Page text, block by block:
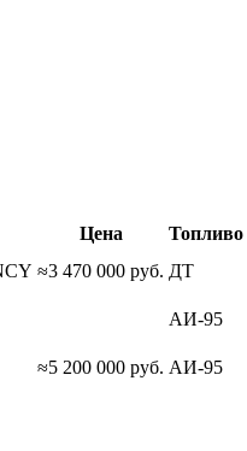
Цена Топливо
≈3 470 000 руб. ДТ
АИ-95
≈5 200 000 руб. АИ-95